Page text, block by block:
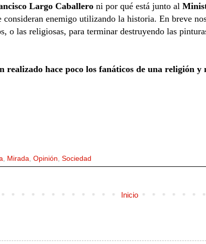
Largo Caballeroni por qué está junto al
consideran enemigo utilizando la historia. En breve
las religiosas, para terminar destruyendo las
realizado hace poco los fanáticos de una religión
Mirada Opinión Sociedad
Inicio